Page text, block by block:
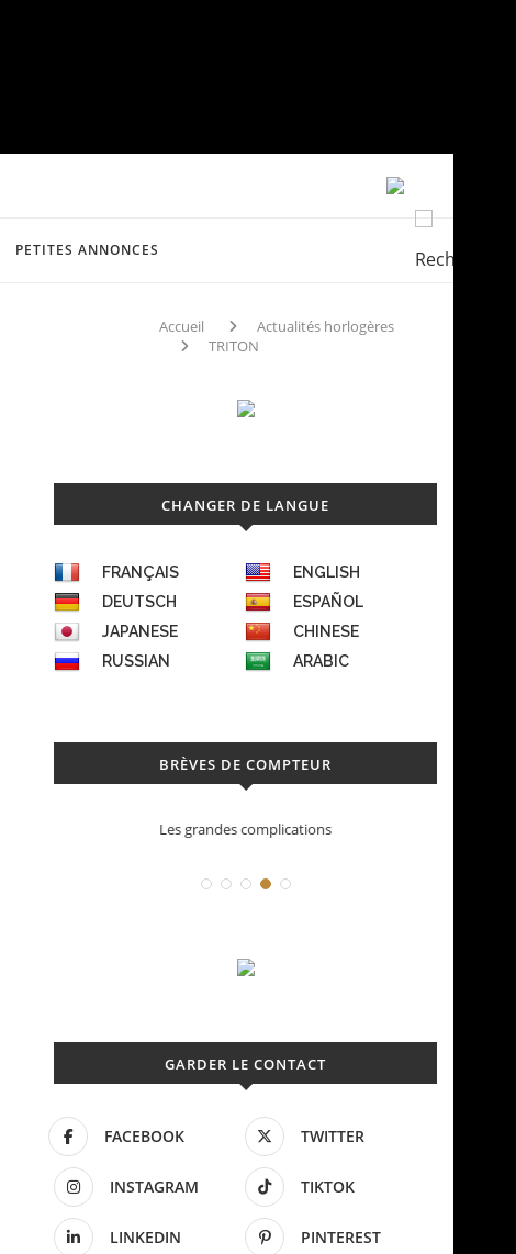
PETITES ANNONCES
Accueil
Actualités horlogères
TRITON
CHANGER DE LANGUE
FRANÇAIS
ENGLISH
DEUTSCH
ESPAÑOL
JAPANESE
CHINESE
RUSSIAN
ARABIC
BRÈVES DE COMPTEUR
Déconstruction Parmigiani Fleurier
GARDER LE CONTACT
FACEBOOK TWITTER
INSTAGRAM TIKTOK
LINKEDIN PINTEREST